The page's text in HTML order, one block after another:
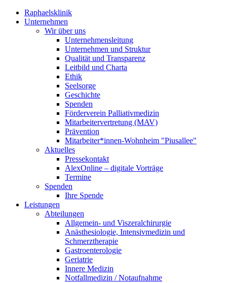
Raphaelsklinik
Unternehmen
Wir über uns
Unternehmensleitung
Unternehmen und Struktur
Qualität und Transparenz
Leitbild und Charta
Ethik
Seelsorge
Geschichte
Spenden
Förderverein Palliativmedizin
Mitarbeitervertretung (MAV)
Prävention
Mitarbeiter*innen-Wohnheim "Piusallee"
Aktuelles
Pressekontakt
AlexOnline – digitale Vorträge
Termine
Spenden
Ihre Spende
Leistungen
Abteilungen
Allgemein- und Viszeralchirurgie
Anästhesiologie, Intensivmedizin und
Schmerztherapie
Gastroenterologie
Geriatrie
Innere Medizin
Notfallmedizin / Notaufnahme